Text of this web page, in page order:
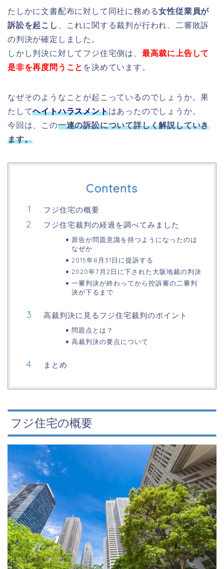
たしかに文書配布に対して同社に務める女性従業員が
訴訟を起こし 、これに関する裁判が行われ、二審敗訴
の判決が確定しました。
しかし判決に対してフジ住宅側は、 最高裁に上告して
是非を再度問うこと を決めています。
なぜそのようなことが起こっているのでしょうか。果
たしてヘイトハラスメントはあったのでしょうか。
今回は、この一連の訴訟について詳しく解説していき
ます。
Contents
フジ住宅の概要
フジ住宅裁判の経過を調べてみました
原告が問題意識を持つようになったのは
なぜか
2015年8月31日に提訴する
2020年7月2日に下された大阪地裁の判決
一審判決が終わってから控訴審の二審判
決が下るまで
高裁判決に見るフジ住宅裁判のポイント
問題点とは？
高裁判決の要点について
まとめ
フジ住宅の概要